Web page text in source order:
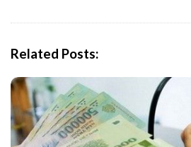
Related Posts: